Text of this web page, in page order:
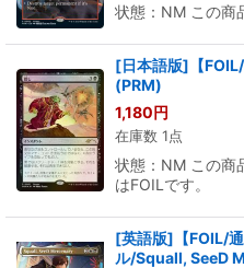
状態：NM この商
[日本語版]【
(PRM)
1,180円
在庫数 1点
状態：NM この商
はFOILです。
[英語版]【FOIL/
ル/Squall, SeeD